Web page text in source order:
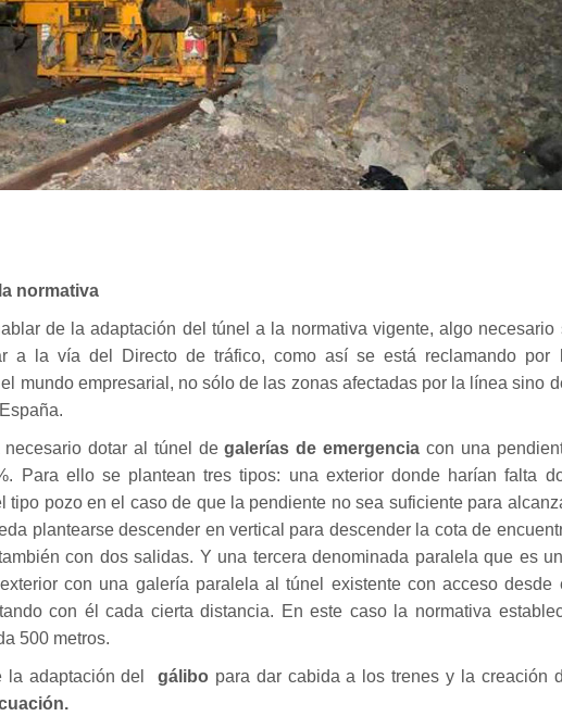
normativa
de la adaptación del túnel a la normativa vigente, algo necesario
a la vía del Directo de tráfico, como así se está reclamando por
mundo empresarial, no sólo de las zonas afectadas por la línea sino
necesario dotar al túnel degalerías de emergencia con una
Para ello se plantean tres tipos: una exterior donde harían falta
tipo pozo en el caso de que la pendiente no sea suficiente para
plantearse descender en vertical para descender la cota de
con dos salidas. Y una tercera denominada paralela que es
con una galería paralela al túnel existente con acceso desde
con él cada cierta distancia. En este caso la normativa
500 metros.
la adaptación del gálibo para dar cabida a los trenes y la creación